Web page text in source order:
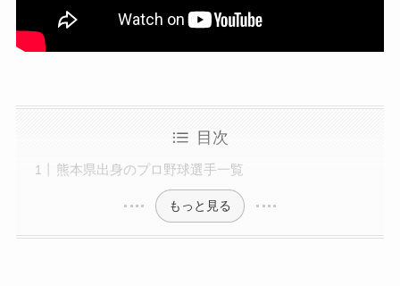
目次
熊本県出身のプロ野球選手一覧
もっと見る